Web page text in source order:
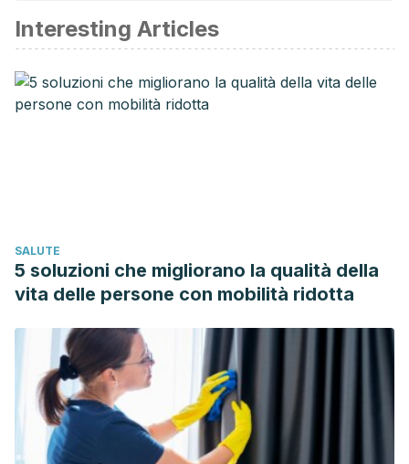
Kapoor, M., & Gupta, V. Astrocytoma. StatPearls [Internet].
2021.
Interesting Articles
SALUTE
5 soluzioni che migliorano la qualità della
vita delle persone con mobilità ridotta